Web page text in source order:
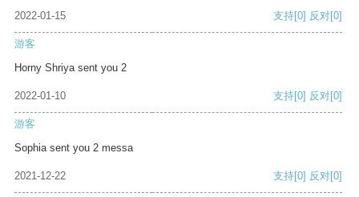
2022-01-15 支持[0] 反对[0]
游客
Horny Shriya sent you 2
2022-01-10 支持[0] 反对[0]
游客
Sophia sent you 2 messa
2021-12-22 支持[0] 反对[0]